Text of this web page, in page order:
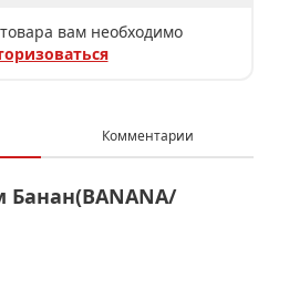
вам необходимо
Комментарии
Банан(BANANA/